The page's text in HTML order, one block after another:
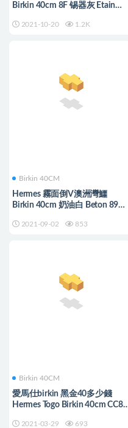
Birkin 40cm 8F 锡器灰 Etain
2021-10-20 1.2K
Birkin 40CM
Hermes 霧面倒V澳洲灣鱷
Birkin 40cm 奶油白 Beton 89
2021-09-02 853
Birkin 40CM
愛馬仕birkin 黑金40多少錢
Hermes Togo Birkin 40cm CC89
2021-03-29 693